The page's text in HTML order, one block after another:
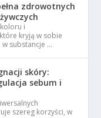
zdrowotnych
i
kryją w sobie
w substancje …
skóry:
sebum i
szereg korzyści, w